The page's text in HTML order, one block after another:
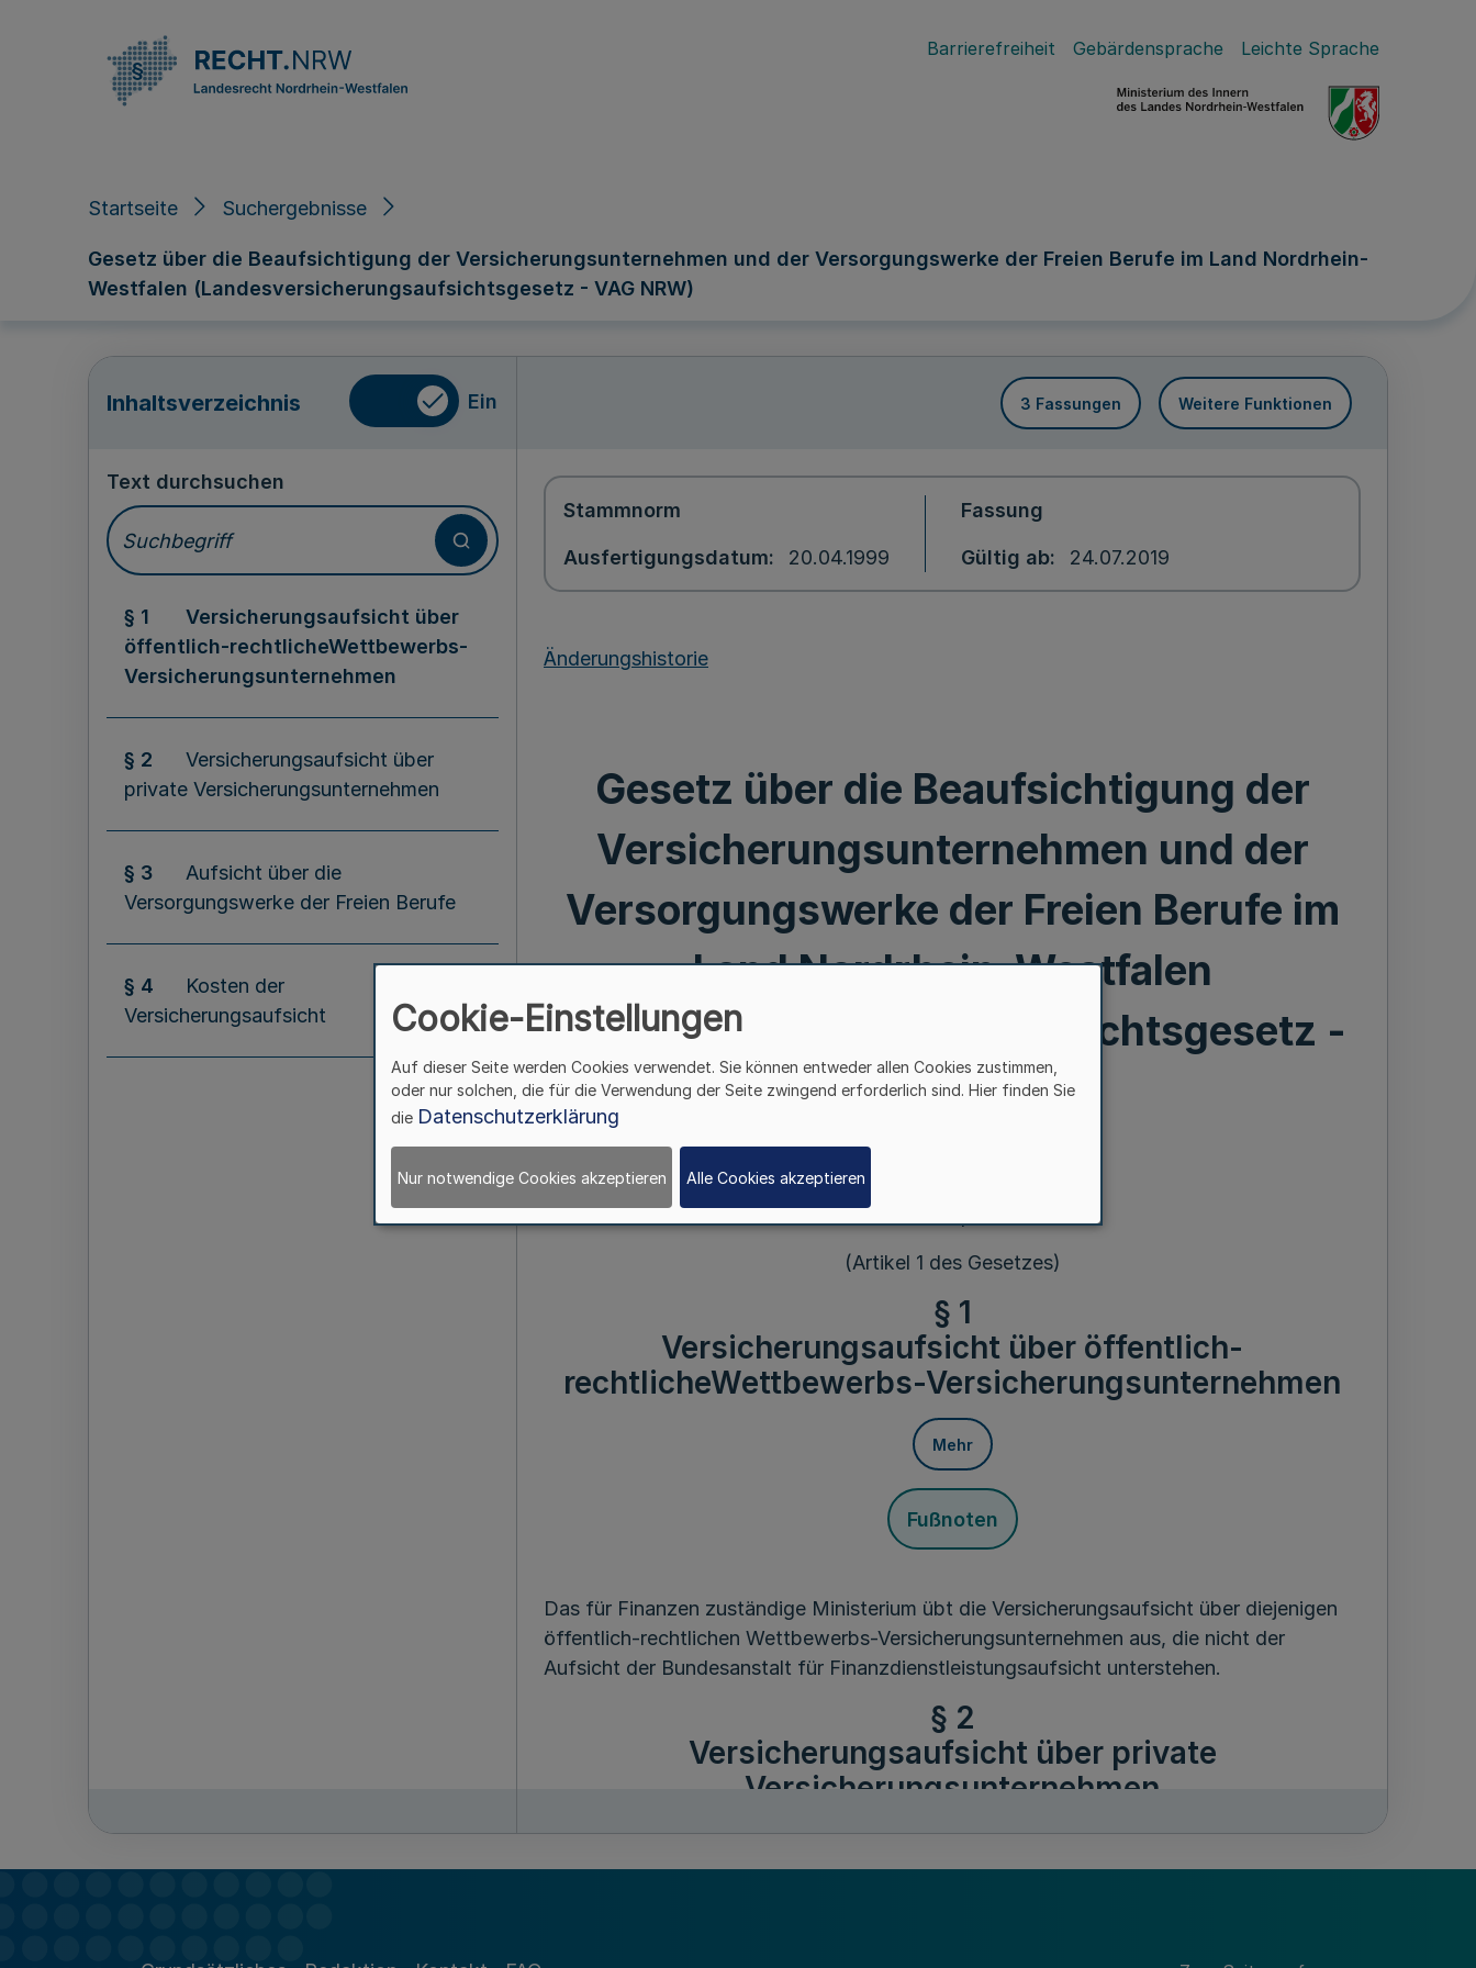
Barrierefreiheit Gebärdensprache Leichte Sprache
Startseite Suchergebnisse
Gesetz über die Beaufsichtigung der Versicherungsunternehmen und der Versorgungswerke der Freien Berufe im Land Nordrhein-
Westfalen (Landesversicherungsaufsichtsgesetz - VAG NRW)
Inhaltsverzeichnis Ein 3 Fassungen Weitere Funktionen
Text durchsuchen
§ 1
Versicherungsaufsicht über
öffentlich-rechtlicheWettbewerbs-
Versicherungsunternehmen
§ 2
Versicherungsaufsicht über
private Versicherungsunternehmen
§ 3
Aufsicht über die
Versorgungswerke der Freien Berufe
§ 4
Kosten der
Versicherungsaufsicht
Stammnorm
Ausfertigungsdatum 20.04.1999
Fassung
Gültig ab 24.07.2019
Änderungshistorie
Gesetz über die Beaufsichtigung der
Versicherungsunternehmen und der
Versorgungswerke der Freien Berufe im
Land Nordrhein-Westfalen
(Landesversicherungsaufsichtsgesetz -
VAG NRW)
Vom 20. April 1999
(Artikel 1 des Gesetzes)
§ 1
Versicherungsaufsicht über öffentlich-
rechtlicheWettbewerbs-Versicherungsunternehmen
Mehr
Fußnoten
Das für Finanzen zuständige Ministerium übt die Versicherungsaufsicht über diejenigen
öffentlich-rechtlichen Wettbewerbs-Versicherungsunternehmen aus, die nicht der
Aufsicht der Bundesanstalt für Finanzdienstleistungsaufsicht unterstehen.
§ 2
Versicherungsaufsicht über private
Versicherungsunternehmen
Cookie-Einstellungen
Auf dieser Seite werden Cookies verwendet. Sie können entweder allen Cookies zustimmen,
oder nur solchen, die für die Verwendung der Seite zwingend erforderlich sind. Hier finden Sie
die Datenschutzerklärung
Nur notwendige Cookies akzeptieren Alle Cookies akzeptieren